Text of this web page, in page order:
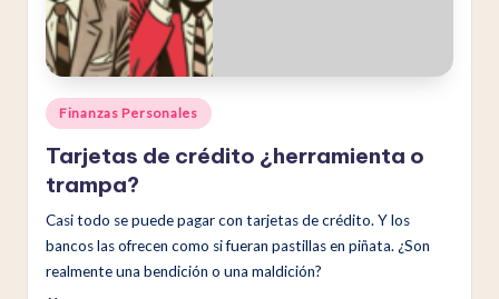
a
aPublicado
en
Finanzas Personales
Tarjetas de crédito ¿herramienta o
trampa?
Casi todo se puede pagar con tarjetas de crédito. Y los
bancos las ofrecen como si fueran pastillas en piñata. ¿Son
realmente una bendición o una maldición?